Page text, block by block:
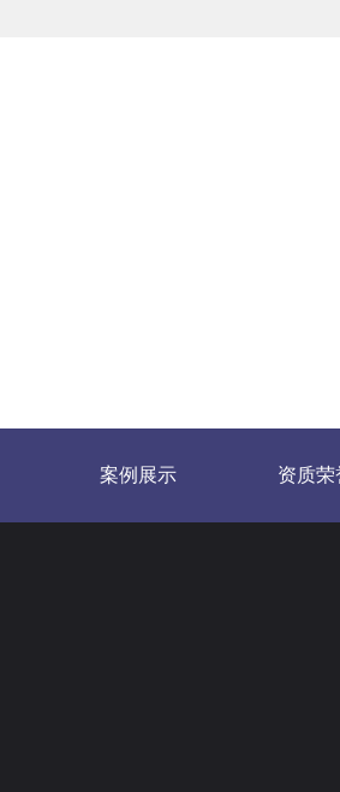
案例展示 资质荣